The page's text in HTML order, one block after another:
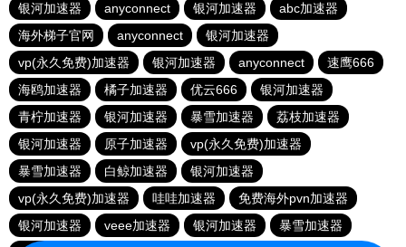
银河加速器
anyconnect 银河加速器
abc加速器
海外梯子官网
anyconnect
银河加速器
vp(永久免费)加速器
银河加速器 anyconnect
速鹰666
海鸥加速器
橘子加速器 优云666
银河加速器
青柠加速器
银河加速器 暴雪加速器
荔枝加速器
银河加速器
原子加速器
vp(永久免费)加速器
暴雪加速器
白鲸加速器
银河加速器
vp(永久免费)加速器
哇哇加速器
免费海外pvn加速器
银河加速器
veee加速器 银河加速器
暴雪加速器